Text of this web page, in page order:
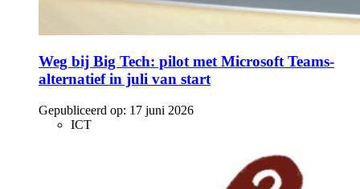
Weg bij Big Tech: pilot met Microsoft Teams-
alternatief in juli van start
Gepubliceerd op: 17 juni 2026
ICT